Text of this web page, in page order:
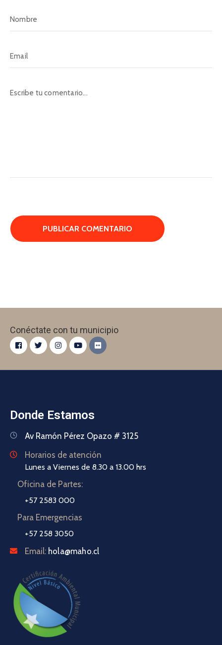
Conéctate con tu municipio
Donde Estamos
Av Ramón Pérez Opazo # 3125
Horarios de atención
Lunes a Viernes de 8.30 a 13.00 hrs
Oficina de Partes:
+57 2583 000
Para Emergencias
+57 258 3050
Email: hola@maho.cl